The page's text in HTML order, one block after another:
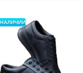
НАЛИЧИИ